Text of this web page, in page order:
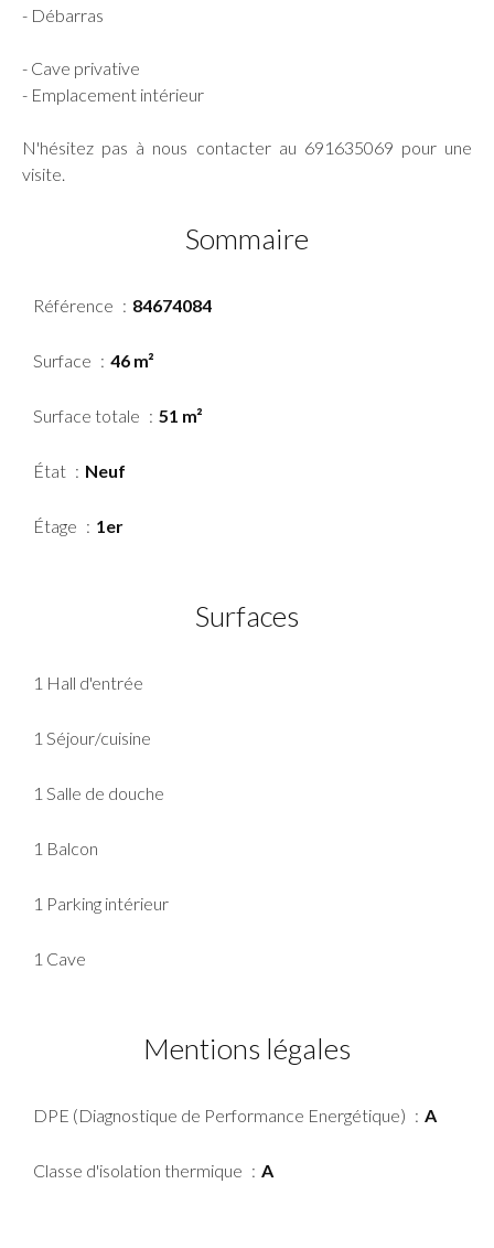
- Débarras
- Cave privative
- Emplacement intérieur
N'hésitez pas à nous contacter au 691635069 pour une
visite.
Sommaire
Référence 84674084
Surface 46 m²
Surface totale 51 m²
État Neuf
Étage 1er
Surfaces
1 Hall d'entrée
1 Séjour/cuisine
1 Salle de douche
1 Balcon
1 Parking intérieur
1 Cave
Mentions légales
DPE (Diagnostique de Performance Energétique) A
Classe d'isolation thermique A